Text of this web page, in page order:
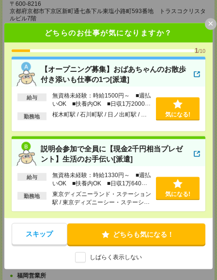
どちらのお仕事が気になりますか？
1/10
【オープニング募集】おばあちゃんのお散歩
付き添いも仕事の1つ[派遣]
給与
無資格未経験：時給1500円～ ■週払
いOK ■扶養内OK ■日収1万2000円
以上
勤務地 桜木町駅 / 石川町駅 / 日ノ出町駅 / … 気になる!
説明会参加で全員に【現金2千円相当プレゼ
ント】生活のお手伝い[派遣]
給与
無資格未経験：時給1330円～ ■週払
いOK ■扶養内OK ■日収1万640円
以上
勤務地
東京ディズニーランド・ステーション
駅 / 東京ディズニーシー・ステーショ
ン駅 / リゾートゲートウェイ・ステー
ション駅 / …
気になる!
スキップ どちらも気になる！
しばらく表示しない
×
〒600-8216
京都府京都市下京区新町通七条下ル東塩小路町593番地 トラスコクリスタ
ルビル7階
FAX：0120-709-751
大阪営業所
〒530-0017
大阪府大阪市北区角田町8番1号 大阪梅田ツインタワーズ・ノース34階
TEL：0120-995-985
FAX：0120-992-568
担当：採用担当
〒650-0044
ル18階
TEL：0120-995-984
FAX：0120-709-785
担当：採用担当
〒730-0031
広島県広島市中区紙屋町2丁目1番地22号 広島興銀ビル11階
TEL：0120-709-707
FAX：0120-934-504
〒790-0003
愛媛県松山市三番町7丁目1番地21号 ジブラルタ生命松山ビル8階
TEL：0120-709-707
福岡営業所